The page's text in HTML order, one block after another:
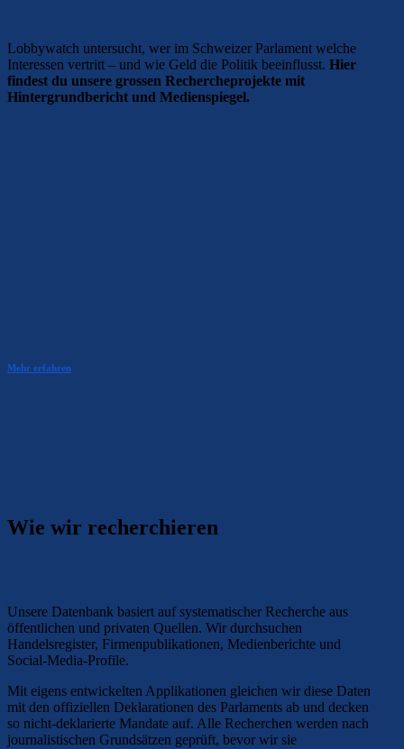
Lobbywatch untersucht, wer im Schweizer Parlament welche
Interessen vertritt – und wie Geld die Politik beeinflusst. Hier
findest du unsere grossen Rechercheprojekte mit
Hintergrundbericht und Medienspiegel.
Mehr erfahren
Wie wir recherchieren
Unsere Datenbank basiert auf systematischer Recherche aus
öffentlichen und privaten Quellen. Wir durchsuchen
Handelsregister, Firmenpublikationen, Medienberichte und
Social-Media-Profile.
Mit eigens entwickelten Applikationen gleichen wir diese Daten
mit den offiziellen Deklarationen des Parlaments ab und decken
so nicht-deklarierte Mandate auf. Alle Recherchen werden nach
journalistischen Grundsätzen geprüft, bevor wir sie